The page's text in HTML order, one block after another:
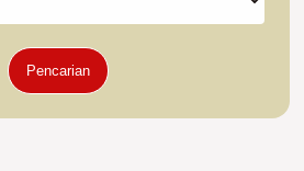
Pencarian